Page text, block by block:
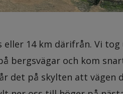
14 km därifrån. Vi tog
bergsvägar och kom
det på skylten att vägen